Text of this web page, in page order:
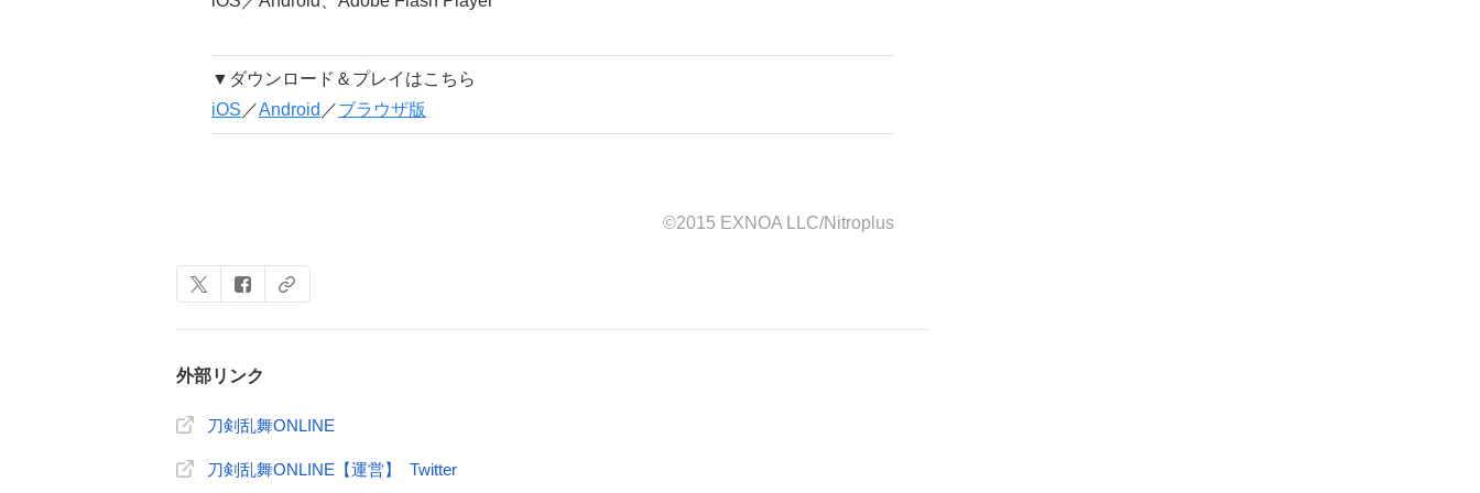
▼ダウンロード＆プレイはこちら
iOS ／Android ／ブラウザ版
©2015 EXNOA LLC/Nitroplus
外部リンク
刀剣乱舞ONLINE
刀剣乱舞ONLINE【運営】 Twitter